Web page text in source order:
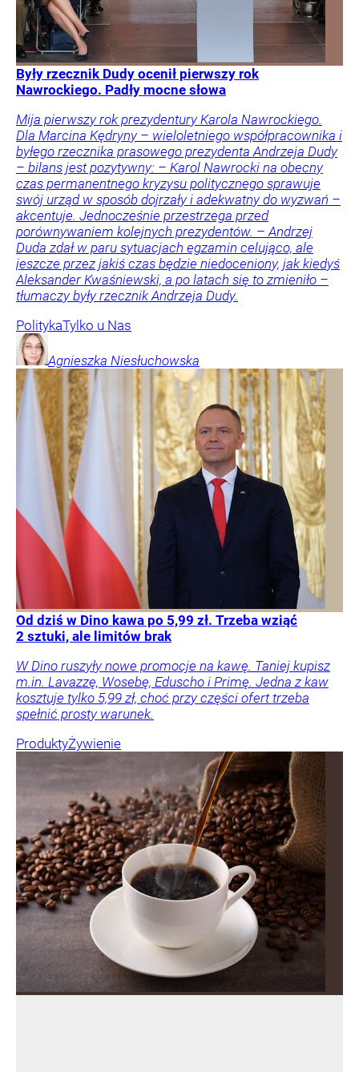
Były rzecznik Dudy ocenił pierwszy rok
Nawrockiego. Padły mocne słowa
Mija pierwszy rok prezydentury Karola Nawrockiego.
Dla Marcina Kędryny – wieloletniego współpracownika i
byłego rzecznika prasowego prezydenta Andrzeja Dudy
– bilans jest pozytywny: – Karol Nawrocki na obecny
czas permanentnego kryzysu politycznego sprawuje
swój urząd w sposób dojrzały i adekwatny do wyzwań –
akcentuje. Jednocześnie przestrzega przed
porównywaniem kolejnych prezydentów. – Andrzej
Duda zdał w paru sytuacjach egzamin celująco, ale
jeszcze przez jakiś czas będzie niedoceniony, jak kiedyś
Aleksander Kwaśniewski, a po latach się to zmieniło –
tłumaczy były rzecznik Andrzeja Dudy.
PolitykaTylko u Nas
Agnieszka Niesłuchowska
Od dziś w Dino kawa po 5,99 zł. Trzeba wziąć
2 sztuki, ale limitów brak
W Dino ruszyły nowe promocje na kawę. Taniej kupisz
m.in. Lavazzę, Wosebę, Eduscho i Primę. Jedna z kaw
kosztuje tylko 5,99 zł, choć przy części ofert trzeba
spełnić prosty warunek.
ProduktyŻywienie